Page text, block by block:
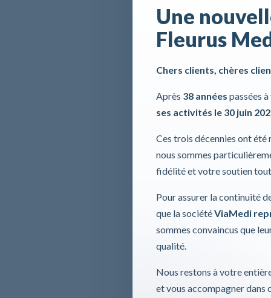
Une
Fleurus
Chers clients, chères
Après 38 années passées
ses activités le 30 juin
Ces trois décennies ont
nous sommes
fidélité et votre soutien
Pour assurer la continuité
que la sociétéViaMedi
sommes convaincus que
qualité.
Nous restons à votre
et vous accompagner dans